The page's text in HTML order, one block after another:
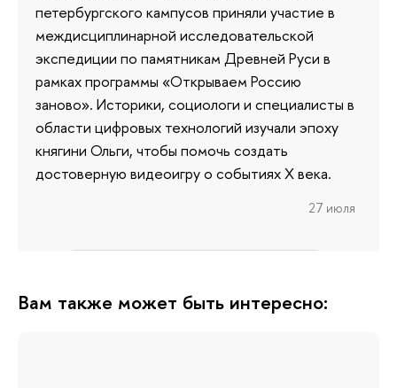
петербургского кампусов приняли участие в
междисциплинарной исследовательской
экспедиции по памятникам Древней Руси в
рамках программы «Открываем Россию
заново». Историки, социологи и специалисты в
области цифровых технологий изучали эпоху
княгини Ольги, чтобы помочь создать
достоверную видеоигру о событиях X века.
27 июля
Вам также может быть интересно: